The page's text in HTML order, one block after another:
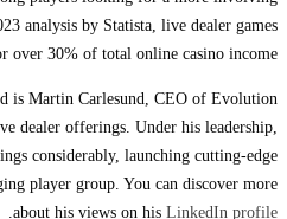
analysis by Statista, live dealer games
over 30% of total online casino income.
is Martin Carlesund, CEO of Evolution
dealer offerings. Under his leadership,
considerably, launching cutting-edge
player group. You can discover more
about his views on his LinkedIn profile
.